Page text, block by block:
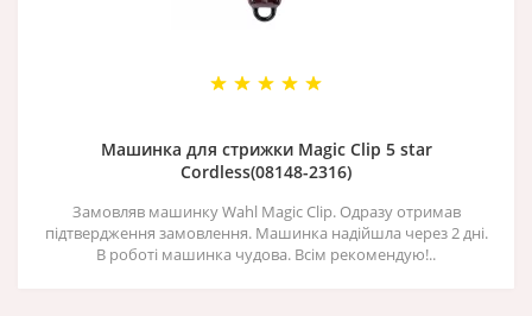
Машинка для стрижки Magic Clip 5 star
Cordless(08148-2316)
Замовляв машинку Wahl Magic Clip. Одразу отримав
підтвердження замовлення. Машинка надійшла через 2 дні.
В роботі машинка чудова. Всім рекомендую!..